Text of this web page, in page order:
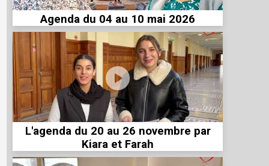
Agenda du 04 au 10 mai 2026
L'agenda du 20 au 26 novembre par
Kiara et Farah